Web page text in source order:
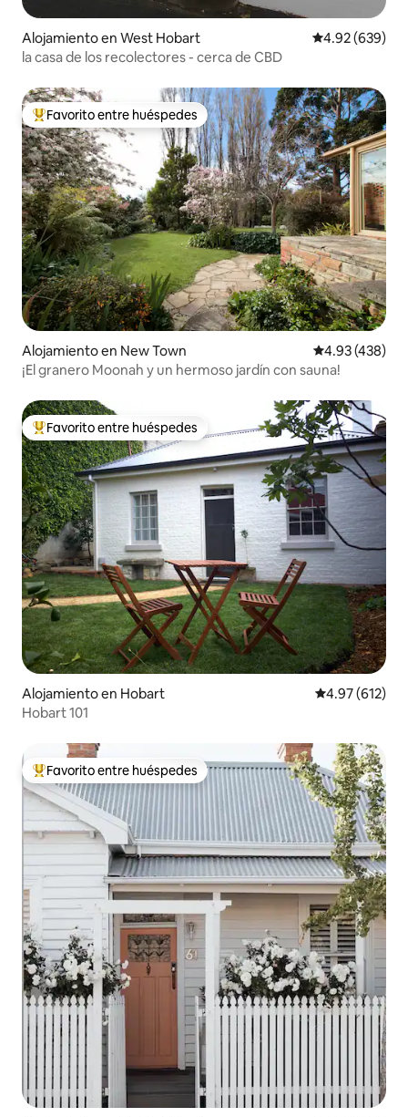
Alojamiento en West Hobart Calificación
4.92 (639)
la casa de los recolectores - cerca de CBD
Favorito entre huéspedes preferido
Favorito entre huéspedes
Alojamiento en New Town Calificación
4.93 (438)
¡El granero Moonah y un hermoso jardín con sauna!
Favorito entre huéspedes preferido
Favorito entre huéspedes
Alojamiento en Hobart Calificación
4.97 (612)
Hobart 101
Favorito entre huéspedes preferido
Favorito entre huéspedes